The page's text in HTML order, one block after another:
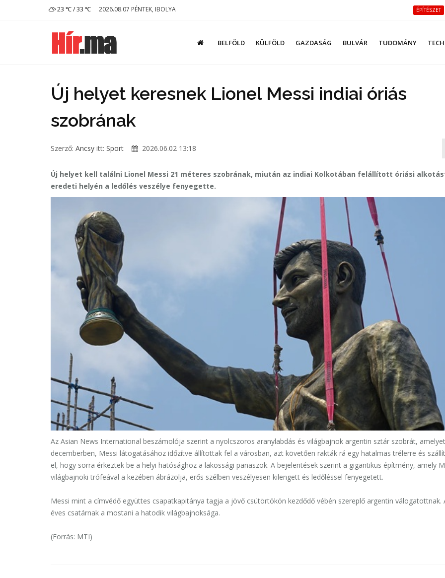
23 ℃ / 33 ℃ 2026.08.07 PÉNTEK, IBOLYA ÉPÍTÉSZET
BELFÖLD KÜLFÖLD GAZDASÁG BULVÁR TUDOMÁNY TECH
Új helyet keresnek Lionel Messi indiai óriás
szobrának
Szerző: Ancsy itt: Sport 2026.06.02 13:18
Új helyet kell találni Lionel Messi 21 méteres szobrának, miután az indiai Kolkotában felállított óriási
eredeti helyén a ledőlés veszélye fenyegette.
Az Asian News International beszámolója szerint a nyolcszoros aranylabdás és világbajnok argentin sztár szobrát,
decemberben, Messi látogatásához időzítve állítottak fel a városban, azt követően rakták rá egy hatalmas trélerre és
el, hogy sorra érkeztek be a helyi hatósághoz a lakossági panaszok. A bejelentések szerint a gigantikus építmény, amely
világbajnoki trófeával a kezében ábrázolja, erős szélben veszélyesen kilengett és ledőléssel fenyegetett.
Messi mint a címvédő együttes csapatkapitánya tagja a jövő csütörtökön kezdődő vébén szereplő argentin válogatottnak.
éves csatárnak a mostani a hatodik világbajnoksága.
(Forrás: MTI)